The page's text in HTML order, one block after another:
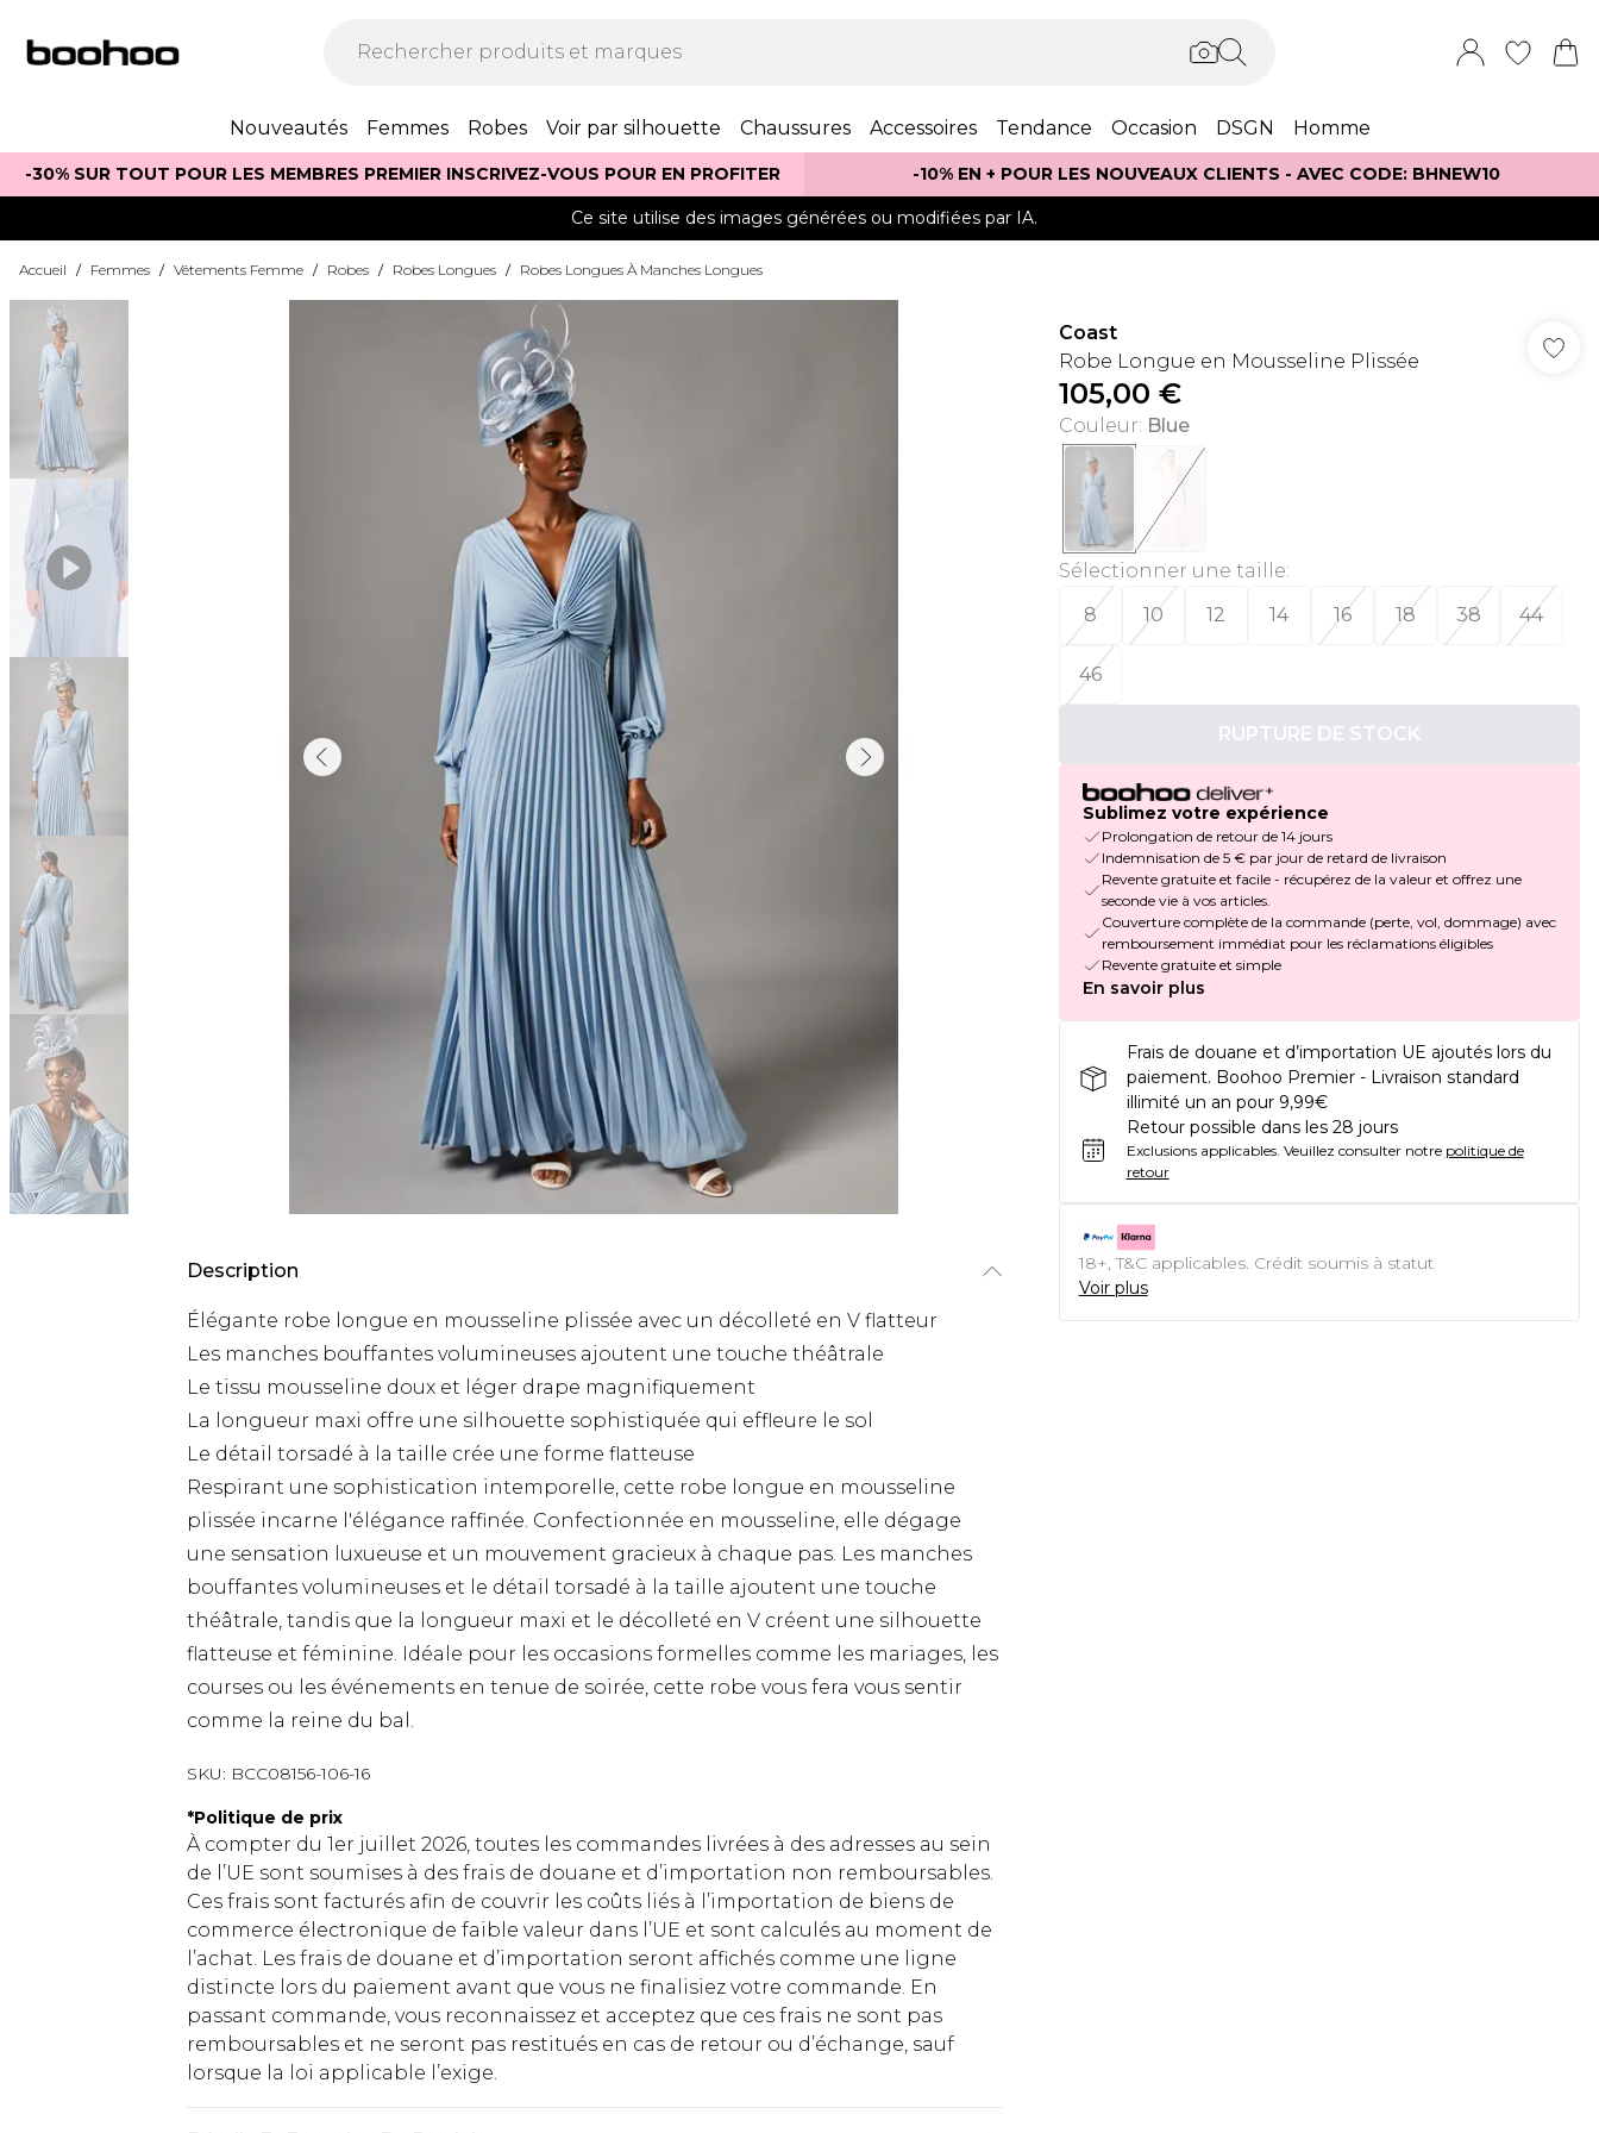
Nouveautés Femmes Robes Voir par silhouette Chaussures Accessoires Tendance Occasion DSGN Homme
-30% SUR TOUT POUR LES MEMBRES PREMIER INSCRIVEZ-VOUS POUR EN PROFITER -10% EN + POUR LES NOUVEAUX CLIENTS - AVEC CODE: BHNEW10
Ce site utilise des images générées ou modifiées par IA.
Accueil / Femmes / Vêtements Femme / Robes / Robes Longues / Robes Longues À Manches Longues
Description
Élégante robe longue en mousseline plissée avec un décolleté en V flatteur
Les manches bouffantes volumineuses ajoutent une touche théâtrale
Le tissu mousseline doux et léger drape magnifiquement
La longueur maxi offre une silhouette sophistiquée qui effleure le sol
Le détail torsadé à la taille crée une forme flatteuse
Respirant une sophistication intemporelle, cette robe longue en mousseline
plissée incarne l'élégance raffinée. Confectionnée en mousseline, elle dégage
une sensation luxueuse et un mouvement gracieux à chaque pas. Les manches
bouffantes volumineuses et le détail torsadé à la taille ajoutent une touche
théâtrale, tandis que la longueur maxi et le décolleté en V créent une silhouette
flatteuse et féminine. Idéale pour les occasions formelles comme les mariages, les
courses ou les événements en tenue de soirée, cette robe vous fera vous sentir
comme la reine du bal.
SKU: BCC08156-106-16
*Politique de prix
À compter du 1er juillet 2026, toutes les commandes livrées à des adresses au sein
de l’UE sont soumises à des frais de douane et d’importation non remboursables.
Ces frais sont facturés afin de couvrir les coûts liés à l’importation de biens de
commerce électronique de faible valeur dans l’UE et sont calculés au moment de
l’achat. Les frais de douane et d’importation seront affichés comme une ligne
distincte lors du paiement avant que vous ne finalisiez votre commande. En
passant commande, vous reconnaissez et acceptez que ces frais ne sont pas
remboursables et ne seront pas restitués en cas de retour ou d’échange, sauf
lorsque la loi applicable l’exige.
Coast
Robe Longue en Mousseline Plissée
105,00 €
Couleur: Blue
Sélectionner une taille:
8
10 12 14 16 18 38 44
46
RUPTURE DE STOCK
Sublimez votre expérience
Prolongation de retour de 14 jours
Indemnisation de 5 € par jour de retard de livraison
Revente gratuite et facile - récupérez de la valeur et offrez une
seconde vie à vos articles.
Couverture complète de la commande (perte, vol, dommage) avec
remboursement immédiat pour les réclamations éligibles
Revente gratuite et simple
En savoir plus
Frais de douane et d’importation UE ajoutés lors du
paiement. Boohoo Premier - Livraison standard
illimité un an pour 9,99€
Retour possible dans les 28 jours
Exclusions applicables. Veuillez consulter notre politique de
retour
18+, T&C applicables. Crédit soumis à statut
Voir plus